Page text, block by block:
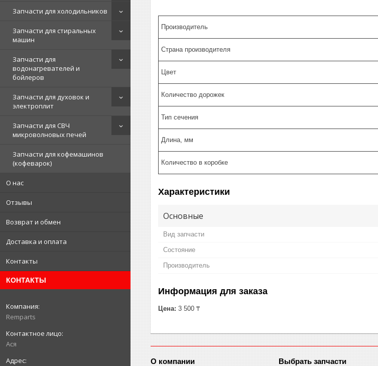
Запчасти для холодильников
Запчасти для стиральных
машин
Запчасти для
водонагревателей и
бойлеров
Запчасти для духовок и
электроплит
Запчасти для СВЧ
микроволновых печей
Запчасти для кофемашинов
(кофеварок)
О нас
Отзывы
Возврат и обмен
Доставка и оплата
Контакты
КОНТАКТЫ
Remparts
Ася
Производитель
Страна производителя
Цвет
Количество дорожек
Тип сечения
Длина, мм
Количество в коробке
Характеристики
Основные
Вид запчасти
Состояние
Производитель
Информация для заказа
Цена: 3 500 ₸
О компании Выбрать запчасти